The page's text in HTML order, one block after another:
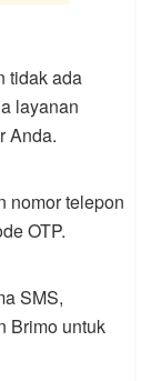
tidak ada
layanan
Anda.
nomor telepon
OTP.
SMS,
Brimo untuk